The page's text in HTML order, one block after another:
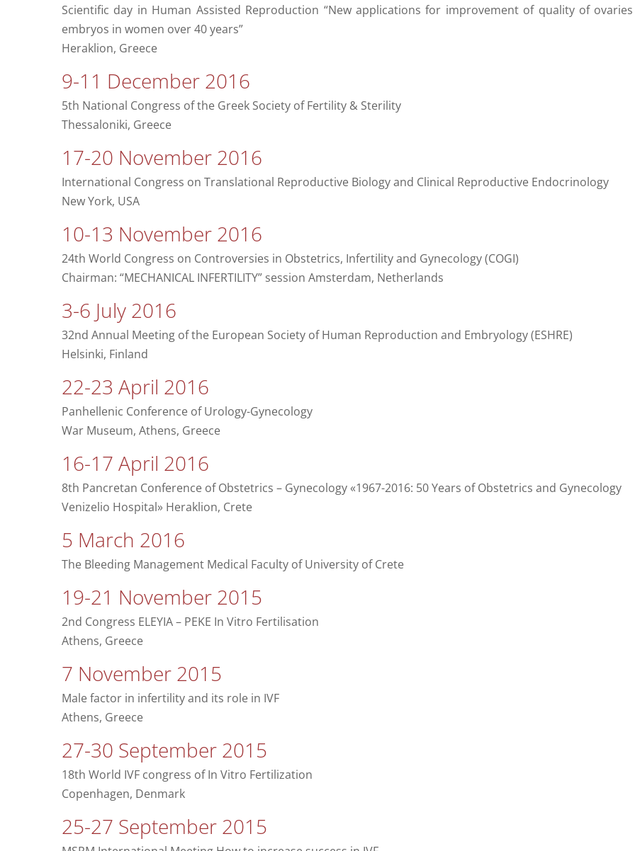
Scientific day in Human Assisted Reproduction “New applications for improvement of quality of
embryos in women over 40 years”
Heraklion, Greece
9-11 December 2016
5th National Congress of the Greek Society of Fertility & Sterility
Thessaloniki, Greece
17-20 November 2016
International Congress on Translational Reproductive Biology and Clinical Reproductive Endocrinology
New York, USA
10-13 November 2016
24th World Congress on Controversies in Obstetrics, Infertility and Gynecology (COGI)
Chairman: “MECHANICAL INFERTILITY” session Amsterdam, Netherlands
3-6 July 2016
32nd Annual Meeting of the European Society of Human Reproduction and Embryology (ESHRE)
Helsinki, Finland
22-23 April 2016
Panhellenic Conference of Urology-Gynecology
War Museum, Athens, Greece
16-17 April 2016
8th Pancretan Conference of Obstetrics – Gynecology «1967-2016: 50 Years of Obstetrics and Gynecology
Venizelio Hospital» Heraklion, Crete
5 March 2016
The Bleeding Management Medical Faculty of University of Crete
19-21 November 2015
2nd Congress ELEYIA – PEKE In Vitro Fertilisation
Athens, Greece
7 November 2015
Male factor in infertility and its role in IVF
Athens, Greece
27-30 September 2015
18th World IVF congress of In Vitro Fertilization
Copenhagen, Denmark
25-27 September 2015